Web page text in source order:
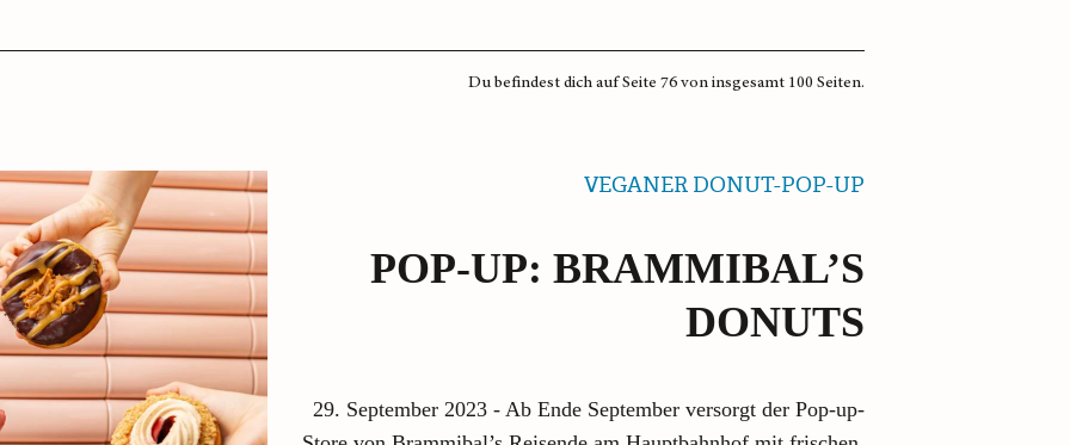
Du befindest dich auf Seite 76 von insgesamt 100 Seiten.
VEGANER DONUT-POP-UP
POP-UP: BRAMMIBAL’S
DONUTS
29. September 2023 - Ab Ende September versorgt der Pop-up-